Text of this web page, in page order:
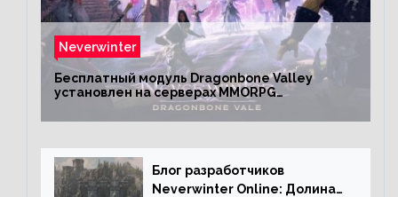
Neverwinter
Бесплатный модуль Dragonbone Valley
установлен на серверах MMORPG
Блог разработчиков
Neverwinter Online: Долина